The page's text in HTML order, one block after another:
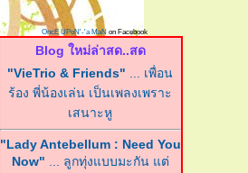
OncE UPoN'-'a MaN on Facebook
Blog ใหม่ล่าสด..สด
"VieTrio & Friends" ... เพื่อน
ร้อง พี่น้องเล่น เป็นเพลงเพราะ
เสนาะหู
"Lady Antebellum : Need You
Now" ... ลูกทุ่งแบบมะกัน แต่